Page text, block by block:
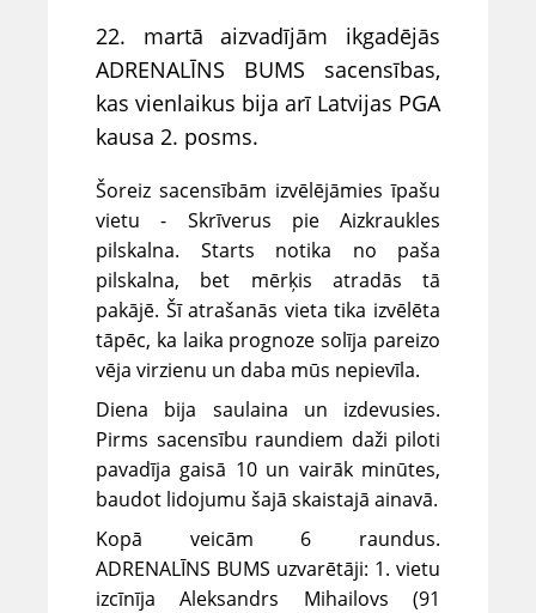
22. martā aizvadījām ikgadējās
ADRENALĪNS BUMS sacensības,
kas vienlaikus bija arī Latvijas PGA
kausa 2. posms.
Šoreiz sacensībām izvēlējāmies īpašu
vietu - Skrīverus pie Aizkraukles
pilskalna. Starts notika no paša
pilskalna, bet mērķis atradās tā
pakājē. Šī atrašanās vieta tika izvēlēta
tāpēc, ka laika prognoze solīja pareizo
vēja virzienu un daba mūs nepievīla.
Diena bija saulaina un izdevusies.
Pirms sacensību raundiem daži piloti
pavadīja gaisā 10 un vairāk minūtes,
baudot lidojumu šajā skaistajā ainavā.
Kopā veicām 6 raundus.
ADRENALĪNS BUMS uzvarētāji: 1. vietu
izcīnīja Aleksandrs Mihailovs (91